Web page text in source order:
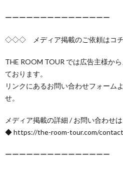
ーーーーーーーーーーーーーーー
◇◇◇ メディア掲載のご依頼は
THE ROOM TOUR では広告主様か
ております。
リンクにあるお問い合わせフォーム
せ。
メディア掲載の詳細 / お問い合わせ
◆ https://the-room-tour.com/
ーーーーーーーーーーーーーーー